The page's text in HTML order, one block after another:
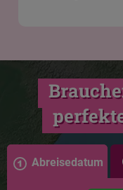
Abreisedatum